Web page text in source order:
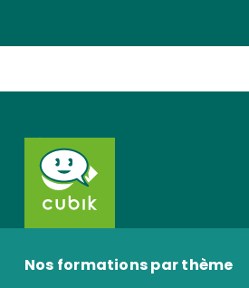
Nos formations par thème